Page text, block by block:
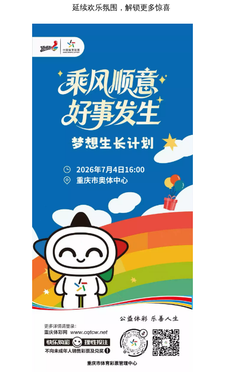
延续欢乐氛围，解锁更多惊喜